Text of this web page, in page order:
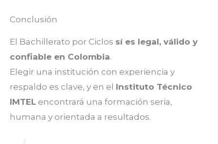
Conclusión
El Bachillerato por Ciclos sí es legal, válido y
confiable en Colombia.
Elegir una institución con experiencia y
respaldo es clave, y en el Instituto Técnico
IMTEL encontrará una formación seria,
humana y orientada a resultados.